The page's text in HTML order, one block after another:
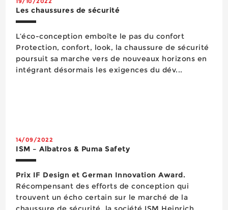
Les chaussures de sécurité
L’éco-conception emboîte le pas du confort
Protection, confort, look, la chaussure de sécurité
poursuit sa marche vers de nouveaux horizons en
intégrant désormais les exigences du dév...
14/09/2022
ISM – Albatros & Puma Safety
Prix IF Design et German Innovation Award.
Récompensant des efforts de conception qui
trouvent un écho certain sur le marché de la